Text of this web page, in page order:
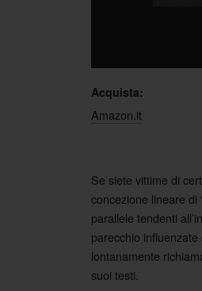
Acquista:
Amazon.it
Se siete vittime di
concezione lineare di
parallele tendenti
parecchio
lontanamente
suoi testi.